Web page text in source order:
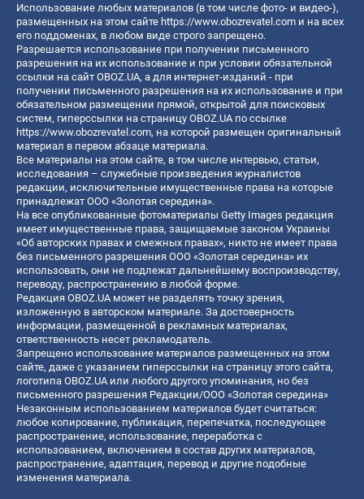
Использование любых материалов (в том числе фото- и видео-),
размещенных на этом сайте https://www.obozrevatel.com и на всех
его поддоменах, в любом виде строго запрещено.
Разрешается использование при получении письменного
разрешения на их использование и при условии обязательной
ссылки на сайт OBOZ.UA, а для интернет-изданий - при
получении письменного разрешения на их использование и при
обязательном размещении прямой, открытой для поисковых
систем, гиперссылки на страницу OBOZ.UA по ссылке
https://www.obozrevatel.com, на которой размещен оригинальный
материал в первом абзаце материала.
Все материалы на этом сайте, в том числе интервью, статьи,
исследования – служебные произведения журналистов
редакции, исключительные имущественные права на которые
принадлежат ООО «Золотая середина».
На все опубликованные фотоматериалы Getty Images редакция
имеет имущественные права, защищаемые законом Украины
«Об авторских правах и смежных правах», никто не имеет права
без письменного разрешения ООО «Золотая середина» их
использовать, они не подлежат дальнейшему воспроизводству,
переводу, распространению в любой форме.
Редакция OBOZ.UA может не разделять точку зрения,
изложенную в авторском материале. За достоверность
информации, размещенной в рекламных материалах,
ответственность несет рекламодатель.
Запрещено использование материалов размещенных на этом
сайте, даже с указанием гиперссылки на страницу этого сайта,
логотипа OBOZ.UA или любого другого упоминания, но без
письменного разрешения Редакции/ООО «Золотая середина»
Незаконным использованием материалов будет считаться:
любое копирование, публикация, перепечатка, последующее
распространение, использование, переработка с
использованием, включением в состав других материалов,
распространение, адаптация, перевод и другие подобные
изменения материала.